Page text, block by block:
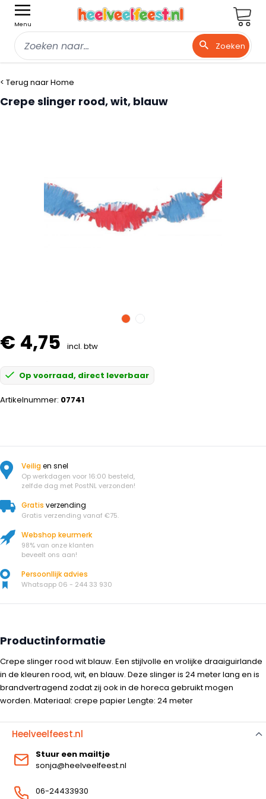
Menu
Zoeken
< Terug naar Home
Crepe slinger rood, wit, blauw
€ 4,75 incl. btw
Op voorraad, direct leverbaar
Artikelnummer: 07741
Veiligen snel
Op werkdagen voor 16:00 besteld,
zelfde dag met PostNL verzonden!
Gratis verzending
Gratis verzending vanaf €75.
Webshop keurmerk
98% van onze klanten
beveelt ons aan!
Persoonllijk advies
Whatsapp 06 - 244 33 930
Productinformatie
Crepe slinger rood wit blauw. Een stijlvolle en vrolijke draaiguirlande
in de kleuren rood, wit, en blauw. Deze slinger is 24 meter lang en is
brandvertragend zodat zij ook in de horeca gebruikt mogen
worden. Materiaal: crepe papier Lengte: 24 meter
Heelveelfeest.nl
Stuur een mailtje
sonja@heelveelfeest.nl
06-24433930